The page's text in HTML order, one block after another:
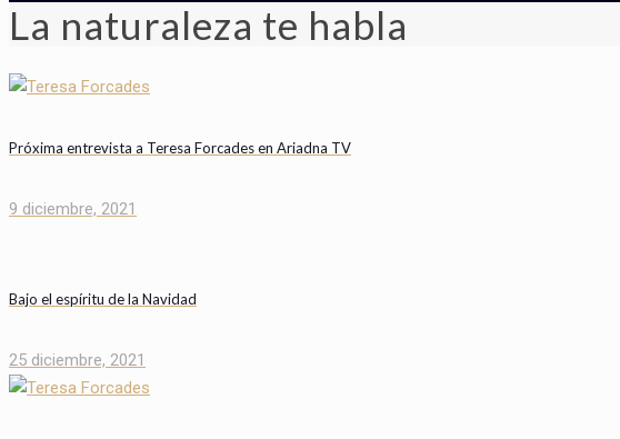
La naturaleza te habla
Próxima entrevista a Teresa Forcades en Ariadna TV
9 diciembre, 2021
Bajo el espíritu de la Navidad
25 diciembre, 2021